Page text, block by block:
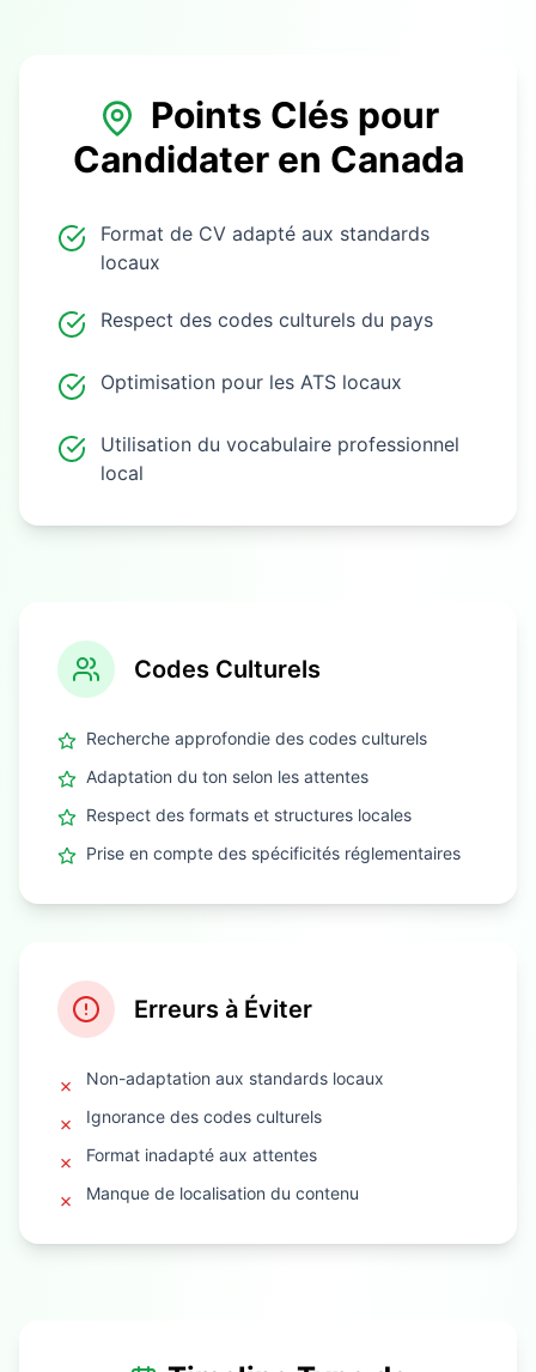
Points Clés pour
Candidater en Canada
Format de CV adapté aux standards
locaux
Respect des codes culturels du pays
Optimisation pour les ATS locaux
Utilisation du vocabulaire professionnel
local
Codes Culturels
Recherche approfondie des codes culturels
Adaptation du ton selon les attentes
Respect des formats et structures locales
Prise en compte des spécificités réglementaires
Erreurs à Éviter
✗ Non-adaptation aux standards locaux
✗ Ignorance des codes culturels
✗ Format inadapté aux attentes
✗ Manque de localisation du contenu